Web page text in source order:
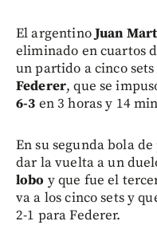
El argentinoJuan
eliminado en cuartos
un partido a cinco
Federer, que se
6-3 en 3 horas y 14
En su segunda bola
dar la vuelta a un
lobo y que fue el
va a los cinco sets y
2-1 para Federer.